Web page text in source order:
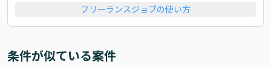
フリーランスジョブの使い方
条件が似ている案件